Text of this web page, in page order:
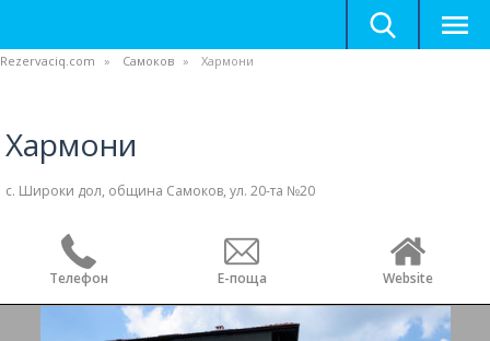
Rezervaciq.com Самоков Хармони
Хармони
с. Широки дол, община Самоков, ул. 20-та №20
Телефон Е-поща Website